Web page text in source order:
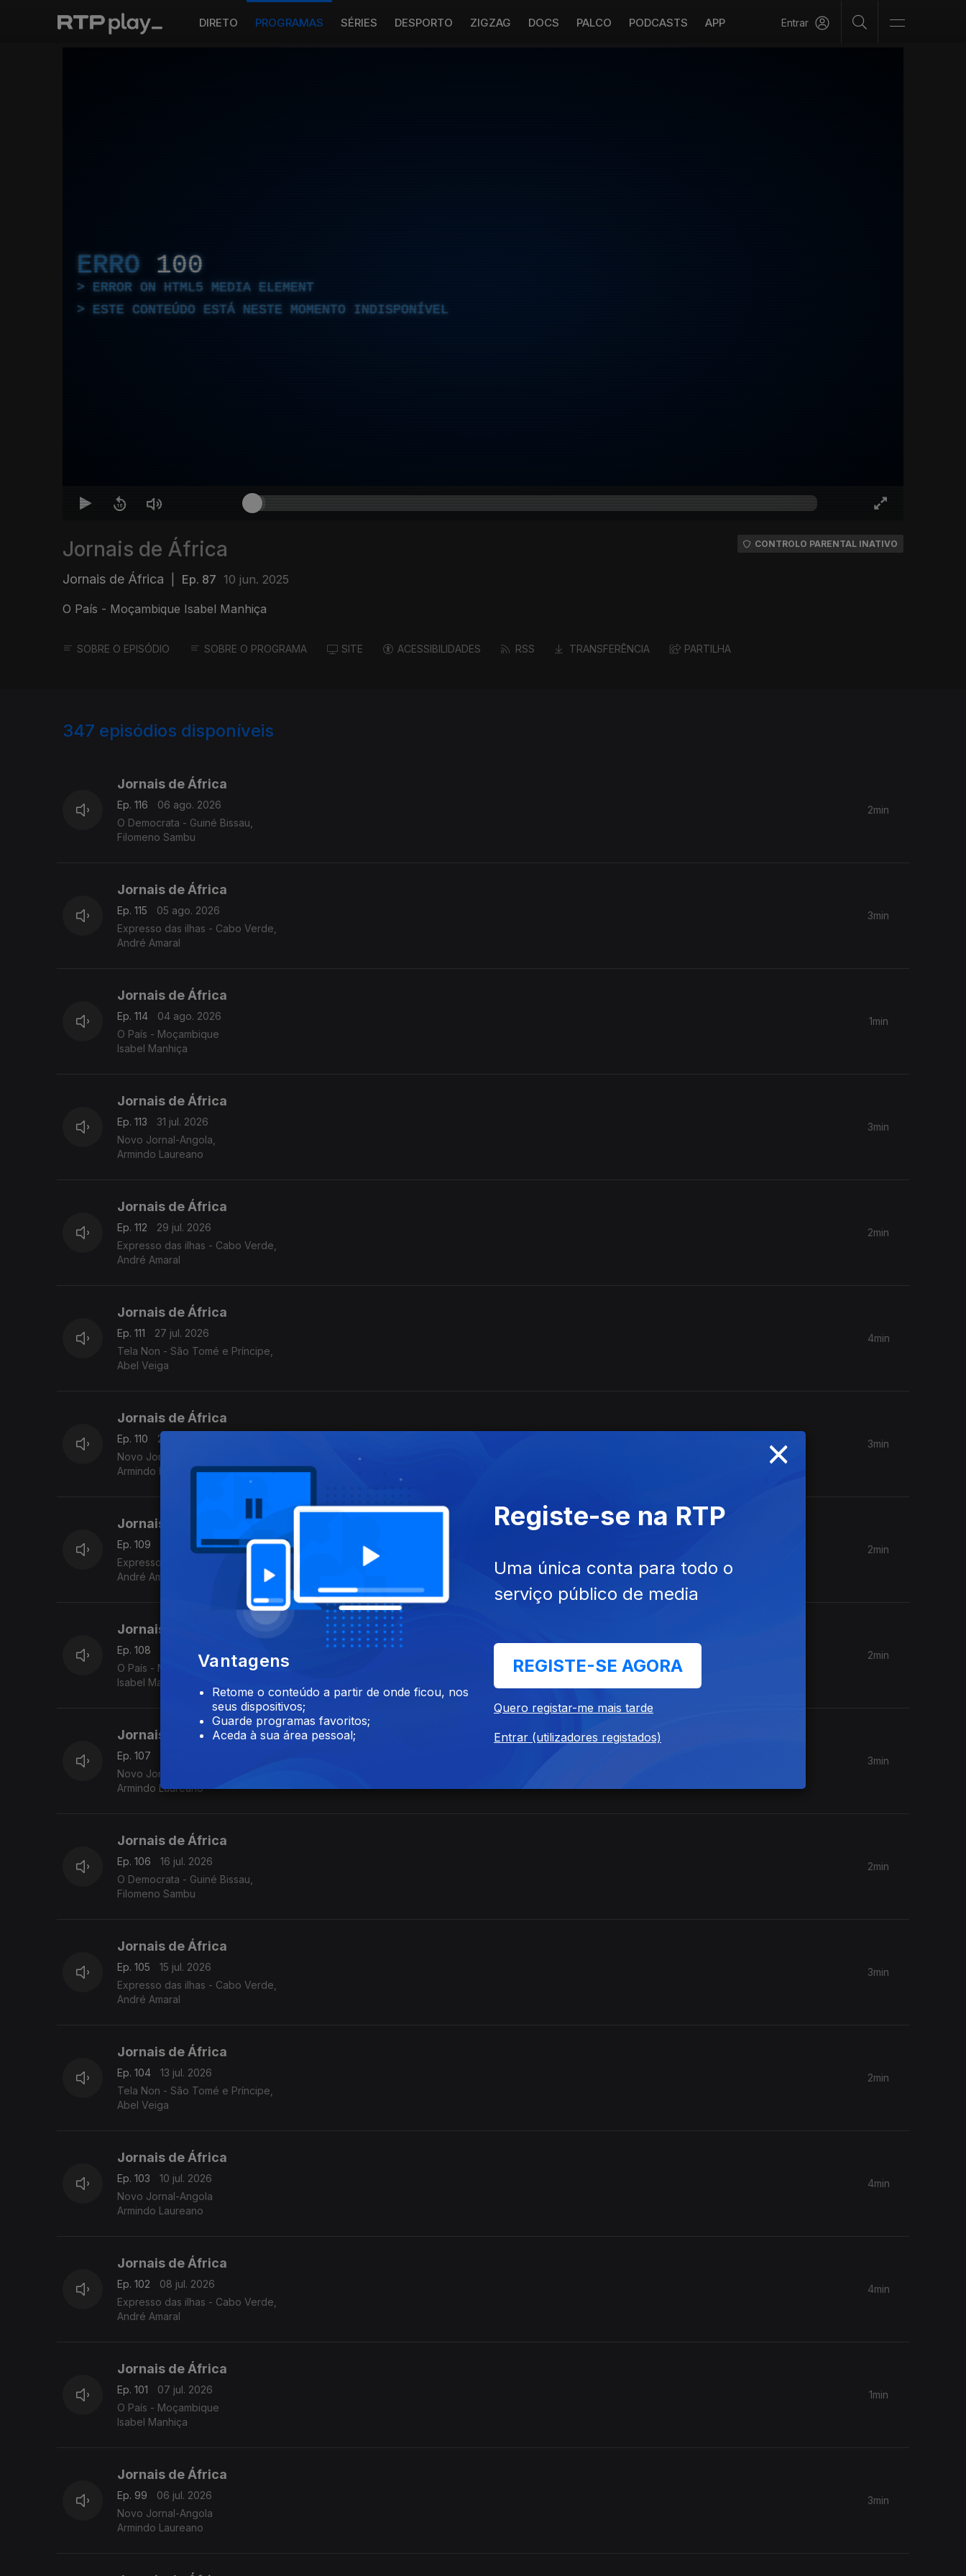
DIRETO PROGRAMAS SÉRIES DESPORTO ZIGZAG DOCS PALCO PODCASTS APP Entrar
ERRO 100
ERROR ON HTML5 MEDIA ELEMENT
ESTE CONTEÚDO ESTÁ NESTE MOMENTO INDISPONÍVEL
Jornais de África
Jornais de África Ep. 87 10 jun. 2025
O País - Moçambique Isabel Manhiça
CONTROLO PARENTAL INATIVO
SOBRE O EPISÓDIO SOBRE O PROGRAMA SITE ACESSIBILIDADES RSS TRANSFERÊNCIA PARTILHA
347 episódios disponíveis
Jornais de África
Ep. 116
06 ago. 2026
O Democrata - Guiné Bissau,
Filomeno Sambu
2min
Jornais de África
Ep. 115
05 ago. 2026
Expresso das ilhas - Cabo Verde,
André Amaral
3min
Jornais de África
Ep. 114
04 ago. 2026
O País - Moçambique
Isabel Manhiça
1min
Jornais de África
Ep. 113
31 jul. 2026
Novo Jornal-Angola,
Armindo Laureano
3min
Jornais de África
Ep. 112
29 jul. 2026
Expresso das ilhas - Cabo Verde,
André Amaral
2min
Jornais de África
Ep. 111
27 jul. 2026
Tela Non - São Tomé e Príncipe,
Abel Veiga
4min
Jornais de África
Ep. 110
24 jul. 2026
Novo Jornal-Angola
Armindo Laureano
3min
Jornais de África
Ep. 109
22 jul. 2026
Expresso das ilhas - Cabo Verde,
André Amaral
2min
Jornais de África
Ep. 108
O País - Moçambique
Isabel Manhiça
2min
Jornais de África
Ep. 107
Novo Jornal-Angola
Armindo Laureano
3min
Jornais de África
Ep. 106
16 jul. 2026
O Democrata - Guiné Bissau,
Filomeno Sambu
2min
Jornais de África
Ep. 105
15 jul. 2026
Expresso das ilhas - Cabo Verde,
André Amaral
3min
Jornais de África
Ep. 104
13 jul. 2026
Tela Non - São Tomé e Príncipe,
Abel Veiga
2min
Jornais de África
Ep. 103
10 jul. 2026
Novo Jornal-Angola
Armindo Laureano
4min
Jornais de África
Ep. 102
08 jul. 2026
Expresso das ilhas - Cabo Verde,
André Amaral
4min
Jornais de África
Ep. 101
07 jul. 2026
O País - Moçambique
Isabel Manhiça
1min
Jornais de África
Ep. 99
06 jul. 2026
Novo Jornal-Angola
Armindo Laureano
3min
×
Vantagens
Retome o conteúdo a partir de onde ficou, nos
seus dispositivos;
Guarde programas favoritos;
Aceda à sua área pessoal;
Registe-se na RTP
Uma única conta para todo o
serviço público de media
REGISTE-SE AGORA
Quero registar-me mais tarde
Entrar (utilizadores registados)